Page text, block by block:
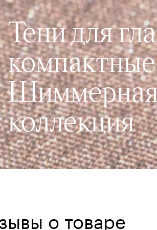
Тени для
компактные
коллекция
о товаре